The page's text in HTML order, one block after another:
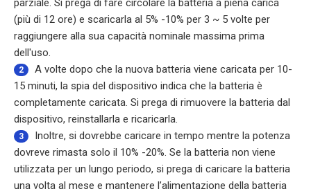
parziale. Si prega di fare circolare la batteria a piena carica
(più di 12 ore) e scaricarla al 5% -10% per 3 ~ 5 volte per
raggiungere alla sua capacità nominale massima prima
dell'uso.
2
A volte dopo che la nuova batteria viene caricata per 10-
15 minuti, la spia del dispositivo indica che la batteria è
completamente caricata. Si prega di rimuovere la batteria dal
dispositivo, reinstallarla e ricaricarla.
3
Inoltre, si dovrebbe caricare in tempo mentre la potenza
dovreve rimasta solo il 10% -20%. Se la batteria non viene
utilizzata per un lungo periodo, si prega di caricare la batteria
una volta al mese e mantenere l’alimentazione della batteria